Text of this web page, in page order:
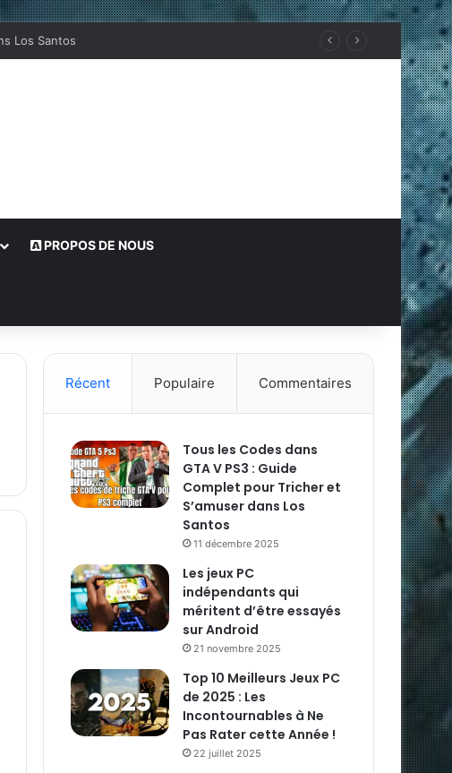
PROPOS DE NOUS
Récent Populaire Commentaires
Tous les Codes dans
GTA V PS3 : Guide
Complet pour Tricher et
S’amuser dans Los
Santos
11 décembre 2025
Les jeux PC
indépendants qui
méritent d’être essayés
sur Android
21 novembre 2025
Top 10 Meilleurs Jeux PC
de 2025 : Les
Incontournables à Ne
Pas Rater cette Année !
22 juillet 2025